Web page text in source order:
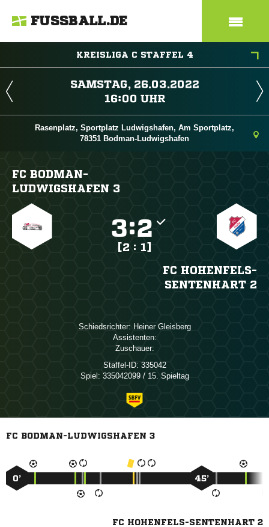
FUSSBALL.DE
KREISLIGA C STAFFEL 4
 
 
Rasenplatz, Sportplatz Ludwigshafen, Am Sportplatz,
78351 Bodman-Ludwigshafen
FC BODMAN-
LUDWIGSHAFEN 3
:
[2 : 1]
FC HOHENFELS-
SENTENHART 2
Schiedsrichter:  
Assistenten:
Zuschauer:
Staffel-ID: 335042
Spiel: 335042099 / 15. Spieltag
FC BODMAN-LUDWIGSHAFEN 3
0’ 45’
FC HOHENFELS-SENTENHART 2